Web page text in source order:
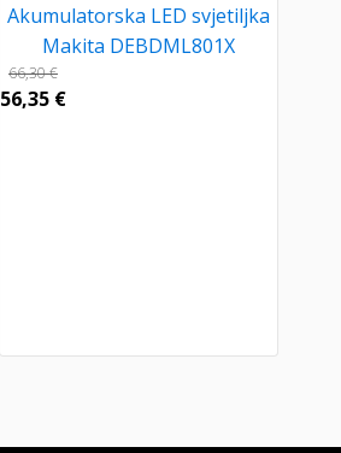
Akumulatorska LED svjetiljka
Makita DEBDML801X
66,30€
56,35 €